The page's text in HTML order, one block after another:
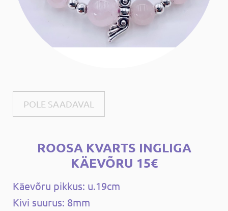
POLE SAADAVAL
ROOSA KVARTS INGLIGA
KÄEVÕRU 15€
Käevõru pikkus: u.19cm
Kivi suurus: 8mm